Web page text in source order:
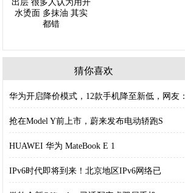
猜你喜欢
华为开启降价模式，12款手机降至新低，网友：
抢在Model Y前上市，蔚来发布电动轿跑S
HUAWEI 华为 MateBook E 1
IPv6时代即将到来！北京地区IPv6网络已